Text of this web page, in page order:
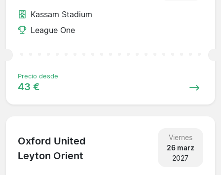
Kassam Stadium
League One
Precio desde
43 €
Oxford United
Leyton Orient
Viernes
26 marz
2027